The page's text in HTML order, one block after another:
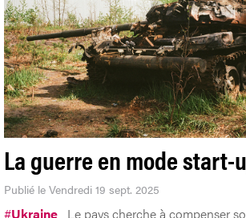
La guerre en mode start-
Publié le Vendredi 19 sept. 2025
#Ukraine Le pays cherche à compenser